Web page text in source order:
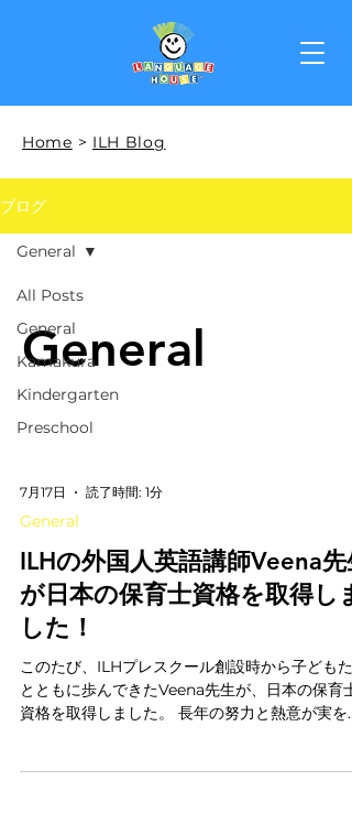
Home > ILH Blog
ブログ
All Posts
General
Kamakura
Kindergarten
Preschool
General
General
7月17日 読了時間: 1分
General
ILHの外国人英語講師Veena先
が日本の保育士資格を取得しま
した！
このたび、ILHプレスクール創設時から子どもた
とともに歩んできたVeena先生が、日本の保育士
資格を取得しました。 長年の努力と熱意が実を結